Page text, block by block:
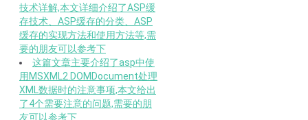
技术详解,本文详细介绍了ASP缓
存技术、ASP缓存的分类、ASP
缓存的实现方法和使用方法等,需
要的朋友可以参考下
这篇文章主要介绍了asp中使
用MSXML2.DOMDocument处理
XML数据时的注意事项,本文给出
了4个需要注意的问题,需要的朋
友可以参考下